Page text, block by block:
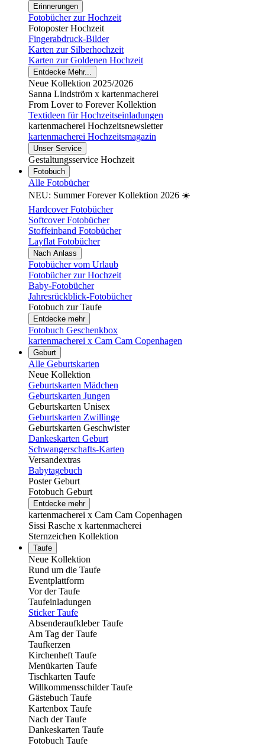
Erinnerungen
Fotobücher zur Hochzeit
Fotoposter Hochzeit
Fingerabdruck-Bilder
Karten zur Silberhochzeit
Karten zur Goldenen Hochzeit
Entdecke Mehr...
Neue Kollektion 2025/2026
Sanna Lindström x kartenmacherei
From Lover to Forever Kollektion
Textideen für Hochzeitseinladungen
kartenmacherei Hochzeitsnewsletter
kartenmacherei Hochzeitsmagazin
Unser Service
Gestaltungsservice Hochzeit
Fotobuch
Alle Fotobücher
NEU: Summer Forever Kollektion 2026 ☀️
Hardcover Fotobücher
Softcover Fotobücher
Stoffeinband Fotobücher
Layflat Fotobücher
Nach Anlass
Fotobücher vom Urlaub
Fotobücher zur Hochzeit
Baby-Fotobücher
Jahresrückblick-Fotobücher
Fotobuch zur Taufe
Entdecke mehr
Fotobuch Geschenkbox
kartenmacherei x Cam Cam Copenhagen
Geburt
Alle Geburtskarten
Neue Kollektion
Geburtskarten Mädchen
Geburtskarten Jungen
Geburtskarten Unisex
Geburtskarten Zwillinge
Geburtskarten Geschwister
Dankeskarten Geburt
Schwangerschafts-Karten
Versandextras
Babytagebuch
Poster Geburt
Fotobuch Geburt
Entdecke mehr
kartenmacherei x Cam Cam Copenhagen
Sissi Rasche x kartenmacherei
Sternzeichen Kollektion
Taufe
Neue Kollektion
Rund um die Taufe
Eventplattform
Vor der Taufe
Taufeinladungen
Sticker Taufe
Absenderaufkleber Taufe
Am Tag der Taufe
Taufkerzen
Kirchenheft Taufe
Menükarten Taufe
Tischkarten Taufe
Willkommensschilder Taufe
Gästebuch Taufe
Kartenbox Taufe
Nach der Taufe
Dankeskarten Taufe
Fotobuch Taufe